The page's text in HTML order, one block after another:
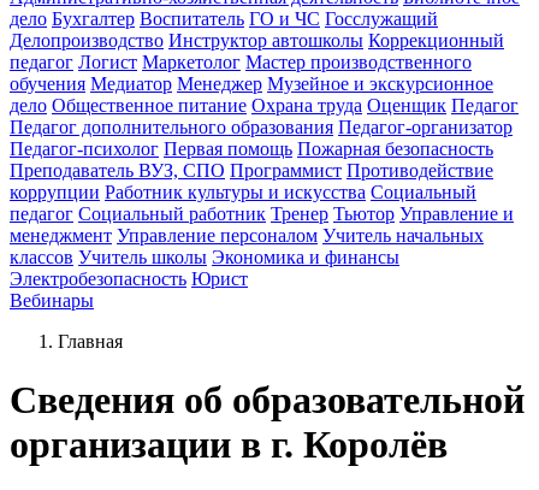
дело Бухгалтер Воспитатель ГО и ЧС Госслужащий
Делопроизводство Инструктор автошколы Коррекционный
педагог Логист Маркетолог Мастер производственного
обучения Медиатор Менеджер Музейное и экскурсионное
дело Общественное питание Охрана труда Оценщик Педагог
Педагог дополнительного образования Педагог-организатор
Педагог-психолог Первая помощь Пожарная безопасность
Преподаватель ВУЗ, СПО Программист Противодействие
коррупции Работник культуры и искусства Социальный
педагог Социальный работник Тренер Тьютор Управление и
менеджмент Управление персоналом Учитель начальных
классов Учитель школы Экономика и финансы
Электробезопасность Юрист
Вебинары
Главная
Cведения об образовательной
организации в г. Королёв